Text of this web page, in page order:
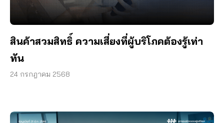
สินค้าสวมสิทธิ์ ความเสี่ยงที่ผู้บริโภคต้องรู้เท่า
ทัน
24 กรกฎาคม 2568